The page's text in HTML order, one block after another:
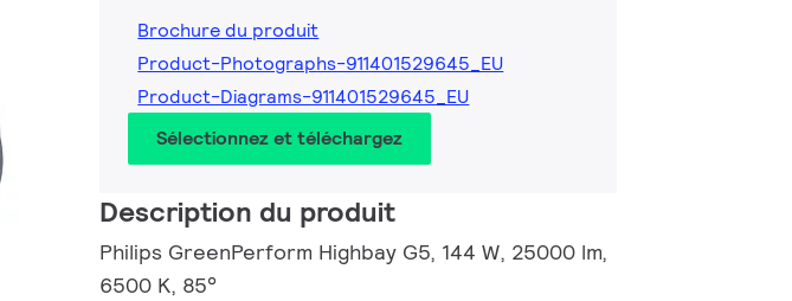
Brochure du produit
Product-Photographs-911401529645_EU
Product-Diagrams-911401529645_EU
Sélectionnez et téléchargez
Description du produit
Philips GreenPerform Highbay G5, 144 W, 25000 lm,
6500 K, 85°